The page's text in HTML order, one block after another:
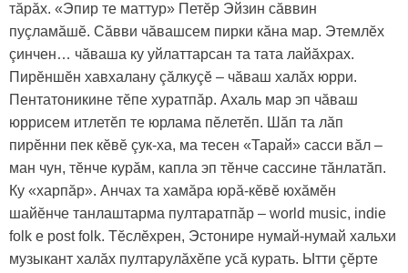
тăрăх. «Эпир те маттур» Петӗр Эйзин сăввин
пуçламăшӗ. Сăвви чăвашсем пирки кăна мар. Этемлӗх
çинчен… чăваша ку уйлаттарcан та тата лайăхрах.
Пирӗншӗн хавхалану çăлкуçӗ – чăваш халăх юрри.
Пентатоникине тӗпе хуратпăр. Ахаль мар эп чăваш
юррисем итлетӗп те юрлама пӗлетӗп. Шăп та лăп
пирӗнни пек кӗвӗ çук-ха, ма тесен «Тарай» сасси вăл –
ман чун, тӗнче курăм, капла эп тӗнче сассине тăнлатăп.
Ку «харпăр». Aнчах та хамăpa юрă-кӗвӗ юхăмӗн
шайӗнче танлаштарма пултаратпăр – world music, indie
folk e post folk. Тӗслӗхрен, Эстонире нумай-нумай хальхи
музыкант халăх пултарулăхӗпе усă курать. Ытти çӗрте